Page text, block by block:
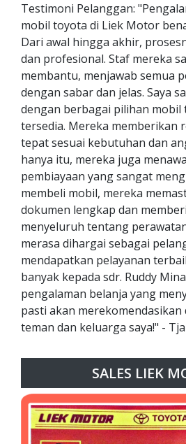
Testimoni Pelanggan:
mobil toyota di Liek Motor
Dari awal hingga akhir,
dan profesional. Staf mereka
membantu, menjawab semua
dengan sabar dan jelas. Saya
dengan berbagai pilihan mobil
tersedia. Mereka memberikan
tepat sesuai kebutuhan dan
hanya itu, mereka juga
pembiayaan yang sangat
membeli mobil, mereka
dokumen lengkap dan
menyeluruh tentang
merasa dihargai sebagai
mendapatkan pelayanan
banyak kepada sdr. Ruddy
pengalaman belanja yang
pasti akan merekomendasikan
teman dan keluarga saya!" -
SALES LIEK